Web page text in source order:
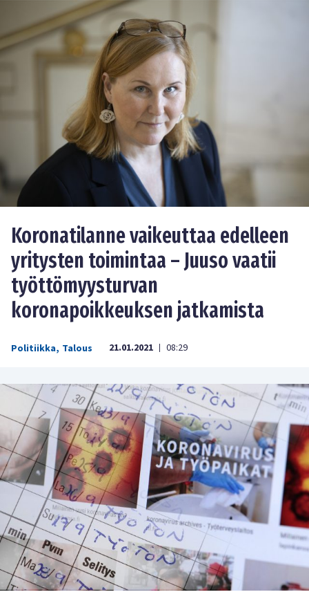
Koronatilanne vaikeuttaa edelleen
yritysten toimintaa – Juuso vaatii
työttömyysturvan
koronapoikkeuksen jatkamista
Politiikka, Talous 21.01.2021 | 08:29